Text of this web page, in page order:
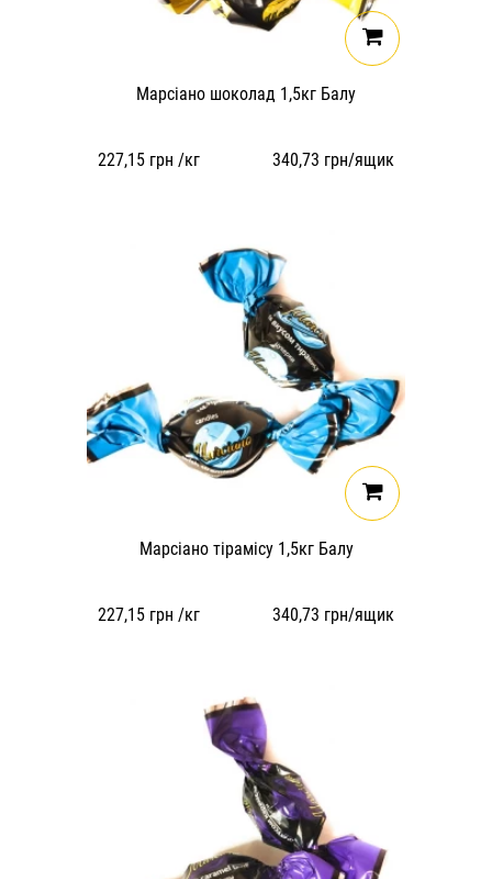
Марсіано шоколад 1,5кг Балу
227,15 грн /кг 340,73 грн/ящик
Марсіано тірамісу 1,5кг Балу
227,15 грн /кг 340,73 грн/ящик